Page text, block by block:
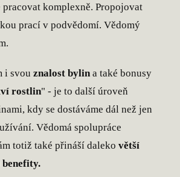
pracovat komplexně. Propojovat
prací v podvědomí. Vědomý
i svouznalost bylina také bonusy
rostlin" - je to další úroveň
kdy se dostáváme dál než jen
Vědomá spolupráce
totiž také přináší dalekovětší